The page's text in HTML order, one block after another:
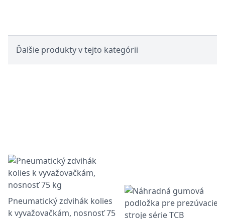
Ďalšie produkty v tejto kategórii
Pneumatický zdvihák kolies
k vyvažovačkám, nosnosť 75